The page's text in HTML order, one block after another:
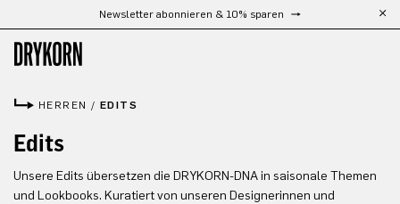
Zum Hauptinhalt springen
Newsletter abonnieren & 10% sparen
HERREN / EDITS
Edits
Unsere Edits übersetzen die DRYKORN-DNA in saisonale Themen
und Lookbooks. Kuratiert von unseren Designerinnen und